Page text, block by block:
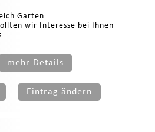
Garten
wir Interesse bei Ihnen
mehr Details
Eintrag ändern